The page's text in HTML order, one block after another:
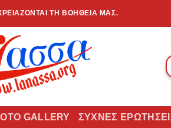
ΤΗ ΒΟΉΘΕΙΆ ΜΑΣ.
GALLERY ΣΥΧΝΈΣ